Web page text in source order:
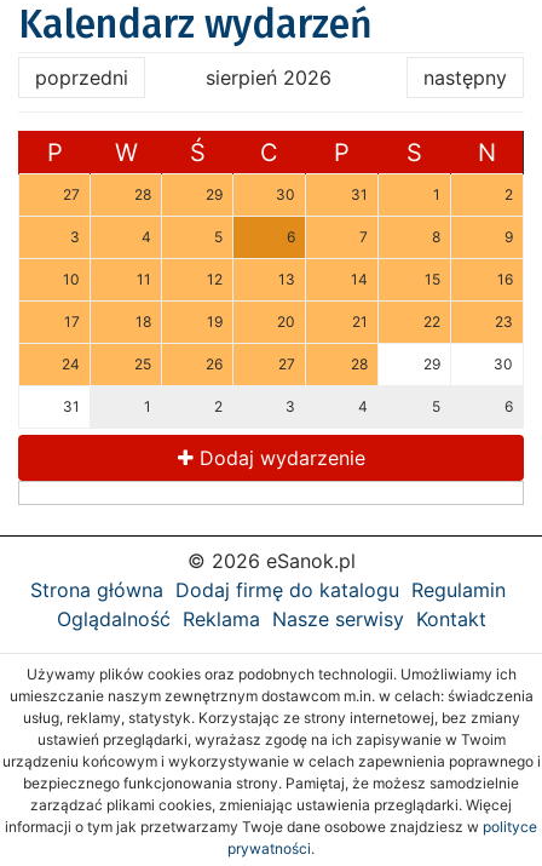
Kalendarz wydarzeń
poprzedni sierpień 2026 następny
P W Ś C P S N
27 28 29 30 31 1 2
3 4 5 6 7 8 9
10 11 12 13 14 15 16
17 18 19 20 21 22 23
24 25 26 27 28 29 30
31 1 2 3 4 5 6
Dodaj wydarzenie
© 2026 eSanok.pl
Strona główna Dodaj firmę do katalogu Regulamin
Oglądalność Reklama Nasze serwisy Kontakt
Używamy plików cookies oraz podobnych technologii. Umożliwiamy ich
umieszczanie naszym zewnętrznym dostawcom m.in. w celach: świadczenia
usług, reklamy, statystyk. Korzystając ze strony internetowej, bez zmiany
ustawień przeglądarki, wyrażasz zgodę na ich zapisywanie w Twoim
urządzeniu końcowym i wykorzystywanie w celach zapewnienia poprawnego i
bezpiecznego funkcjonowania strony. Pamiętaj, że możesz samodzielnie
zarządzać plikami cookies, zmieniając ustawienia przeglądarki. Więcej
informacji o tym jak przetwarzamy Twoje dane osobowe znajdziesz w polityce
prywatności.